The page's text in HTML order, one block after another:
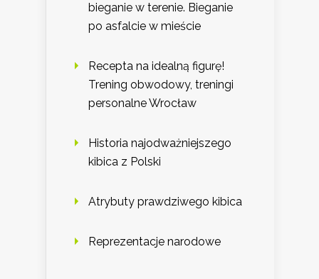
bieganie w terenie. Bieganie
po asfalcie w mieście
Recepta na idealną figurę!
Trening obwodowy, treningi
personalne Wrocław
Historia najodważniejszego
kibica z Polski
Atrybuty prawdziwego kibica
Reprezentacje narodowe